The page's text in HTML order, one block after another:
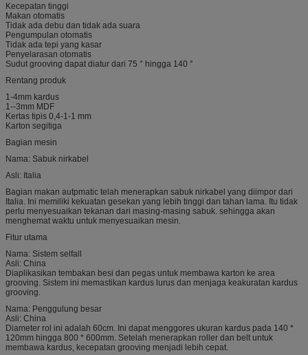
Kecepatan tinggi
Makan otomatis
Tidak ada debu dan tidak ada suara
Pengumpulan otomatis
Tidak ada tepi yang kasar
Penyelarasan otomatis
Sudut grooving dapat diatur dari 75 ° hingga 140 °
Rentang produk
1-4mm kardus
1--3mm MDF
Kertas tipis 0,4-1-1 mm
Karton segitiga
Bagian mesin
Nama: Sabuk nirkabel
Asli: Italia
Bagian makan autpmatic telah menerapkan sabuk nirkabel yang diimpor dari
Italia. Ini memiliki kekuatan gesekan yang lebih tinggi dan tahan lama. Itu tidak
perlu menyesuaikan tekanan dari masing-masing sabuk. sehingga akan
menghemat waktu untuk menyesuaikan mesin.
Fitur utama
Nama: Sistem selfall
Asli: China
Diaplikasikan tembakan besi dan pegas untuk membawa karton ke area
grooving. Sistem ini memastikan kardus lurus dan menjaga keakuratan kardus
grooving.
Nama: Penggulung besar
Asli: China
Diameter rol ini adalah 60cm. Ini dapat menggores ukuran kardus pada 140 *
120mm hingga 800 * 600mm. Setelah menerapkan roller dan belt untuk
membawa kardus, kecepatan grooving menjadi lebih cepat.